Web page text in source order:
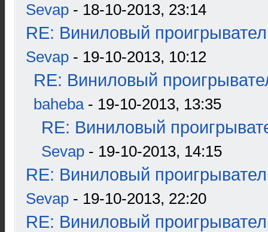
Sevap - 18-10-2013, 23:14
RE: Виниловый
Sevap - 19-10-2013, 10:12
RE: Виниловый
baheba- 19-10-2013, 13:35
RE: Виниловый
Sevap - 19-10-2013, 14:15
RE: Виниловый
Sevap - 19-10-2013, 22:20
RE: Виниловый